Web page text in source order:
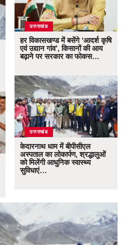
उत्तराखंड
हर विकासखण्ड में बसेंगे ‘आदर्श कृषि
एवं उद्यान गांव’, किसानों की आय
बढ़ाने पर सरकार का फोकस…
उत्तराखंड
केदारनाथ धाम में बीपीसीएल
अस्पताल का लोकार्पण, श्रद्धालुओं
को मिलेंगी आधुनिक स्वास्थ्य
सुविधाएं…